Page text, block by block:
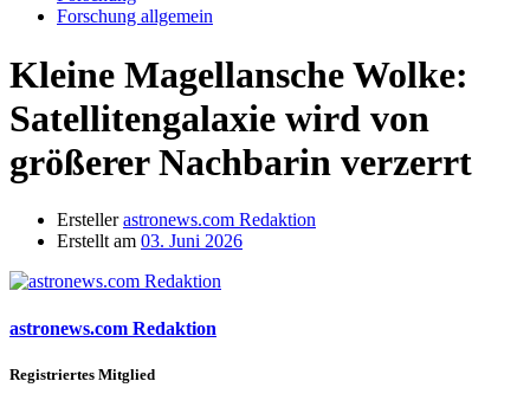
Forschung allgemein
Kleine Magellansche Wolke:
Satellitengalaxie wird von
größerer Nachbarin verzerrt
Ersteller astronews.com Redaktion
Erstellt am 03. Juni 2026
astronews.com Redaktion
Registriertes Mitglied